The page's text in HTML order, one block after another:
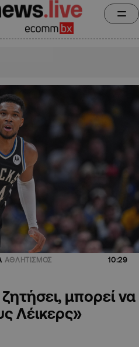
ΑΘΛΗΤΙΣΜΟΣ 10:29
μπορεί να
Λέικερς»